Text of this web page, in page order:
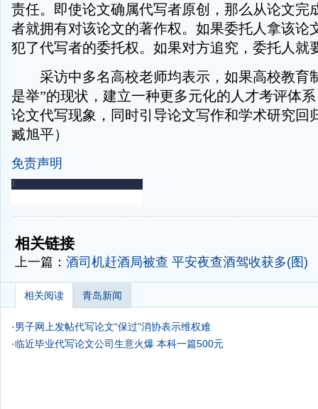
责任。即使论文确属代写者原创，那么从论文完
者就拥有对该论文的著作权。如果委托人拿该论
犯了代写者的委托权。如果对方追究，委托人就
采访中多名高校老师均表示，如果高校教育
是举”的现状，建立一种更多元化的人才考评体
论文代写现象，同时引导论文写作和学术研究回
臧旭平）
免责声明
-
相关链接
上一篇： 酒司机赶酒局被查 平安夜查酒驾收获多(图)
相关阅读 青岛新闻
·男子网上发帖代写论文“保过”消协表示维权难
·临近毕业代写论文公司生意火爆 本科一篇500元